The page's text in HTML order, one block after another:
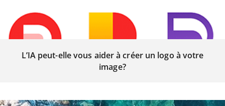
L’IA peut-elle vous aider à créer un logo à votre
image?